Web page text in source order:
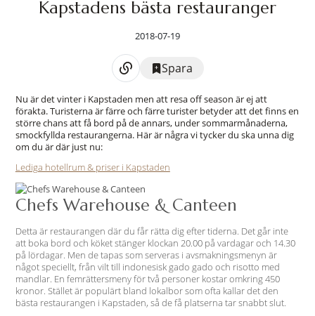
Kapstadens bästa restauranger
2018-07-19
Spara
Nu är det vinter i Kapstaden men att resa off season är ej att
förakta. Turisterna är färre och färre turister betyder att det finns en
större chans att få bord på de annars, under sommarmånaderna,
smockfyllda restaurangerna. Här är några vi tycker du ska unna dig
om du är där just nu:
Lediga hotellrum & priser i Kapstaden
Chefs Warehouse & Canteen
Detta är restaurangen där du får rätta dig efter tiderna. Det går inte
att boka bord och köket stänger klockan 20.00 på vardagar och 14.30
på lördagar. Men de tapas som serveras i avsmakningsmenyn är
något speciellt, från vilt till indonesisk gado gado och risotto med
mandlar. En femrättersmeny för två personer kostar omkring 450
kronor. Stället är populärt bland lokalbor som ofta kallar det den
bästa restaurangen i Kapstaden, så de få platserna tar snabbt slut.